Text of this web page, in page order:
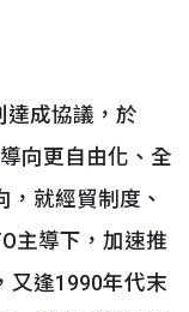
成協議，於
向更自由化、全
，就經貿制度、
主導下，加速推
又逢1990年代末